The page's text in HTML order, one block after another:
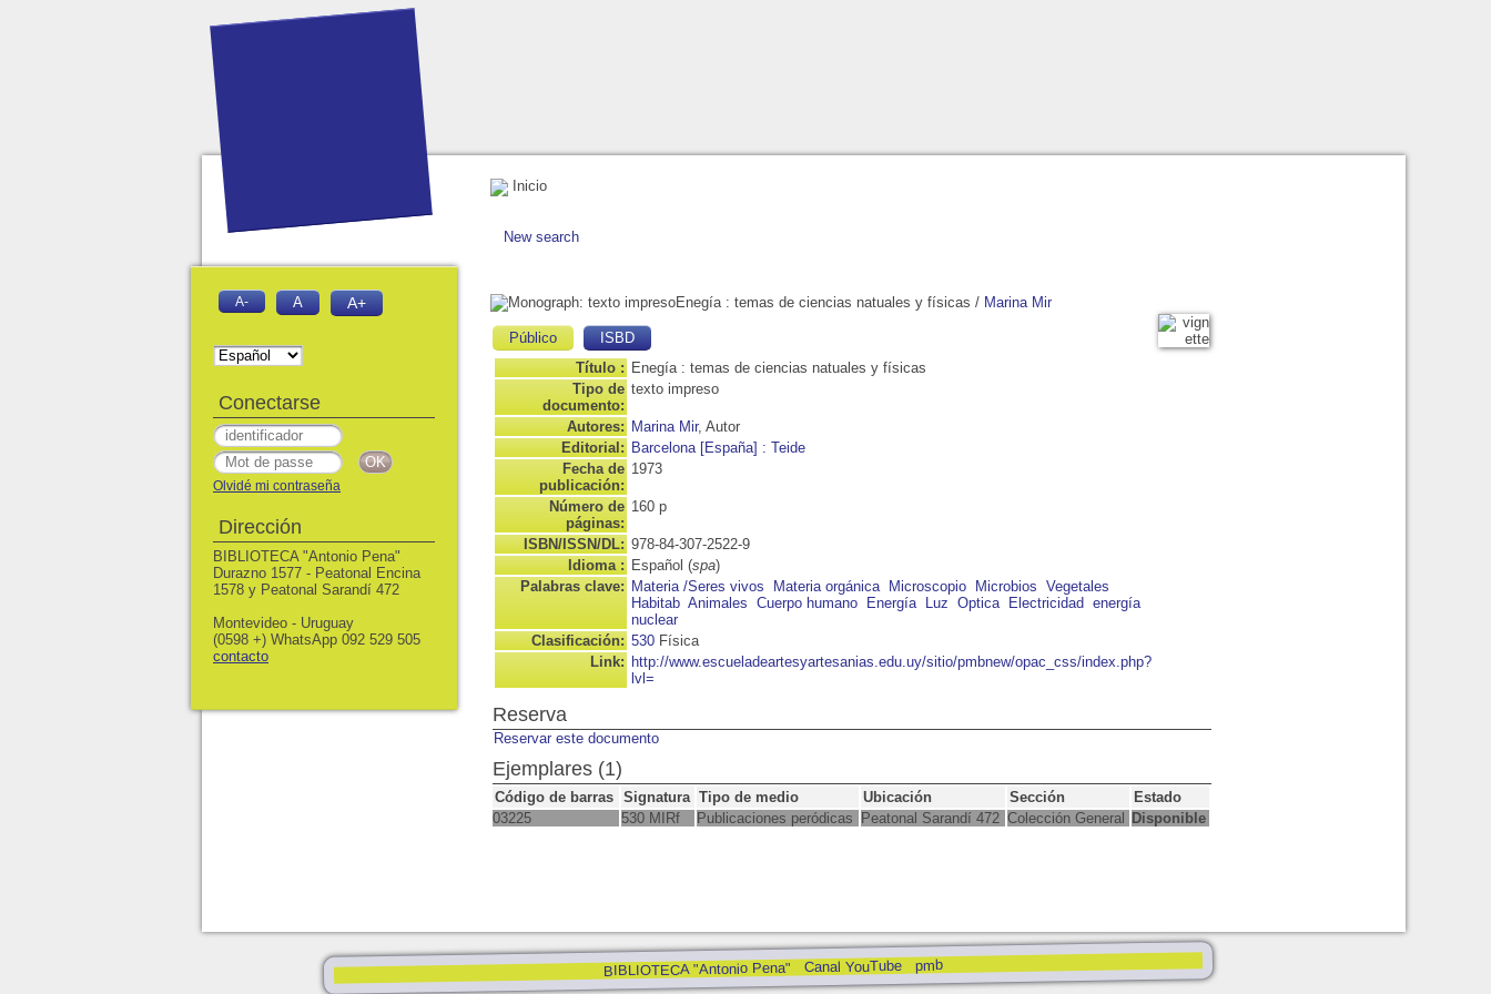
Inicio
New search
Enegía : temas de ciencias natuales y físicas / Marina Mir
Público
ISBD
Título : Enegía : temas de ciencias natuales y físicas
Tipo de
documento:
texto impreso
Autores: Marina Mir, Autor
Editorial: Barcelona [España] : Teide
Fecha de
publicación:
1973
Número de
páginas:
160 p
ISBN/ISSN/DL: 978-84-307-2522-9
Idioma : Español (spa)
Palabras clave: Materia /Seres vivos Materia orgánica Microscopio Microbios Vegetales
Habitab Animales Cuerpo humano Energía Luz Optica Electricidad energía
nuclear
Clasificación: 530 Física
Link: http://www.escueladeartesyartesanias.edu.uy/sitio/pmbnew/opac_css/index.php?
lvl=
Reserva
Reservar este documento
Ejemplares (1)
Código de barras Signatura Tipo de medio Ubicación Sección
Estado
03225
530 MIRf Publicaciones peródicas Peatonal Sarandí 472 Colección General Disponible
BIBLIOTECA "Antonio Pena" Canal YouTube pmb
A- A A+
Conectarse
Olvidé mi contraseña
Dirección
BIBLIOTECA "Antonio Pena"
Durazno 1577 - Peatonal Encina
1578 y Peatonal Sarandí 472
Montevideo - Uruguay
(0598 +) WhatsApp 092 529 505
contacto